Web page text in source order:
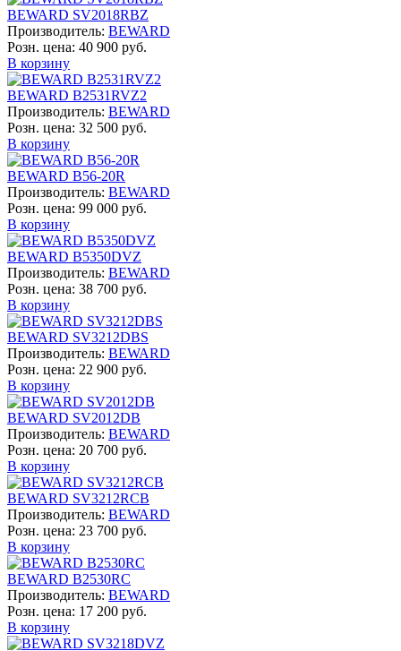
BEWARD SV2018RBZ
Производитель: BEWARD
Розн. цена: 40 900 руб.
В корзину
BEWARD B2531RVZ2
Производитель: BEWARD
Розн. цена: 32 500 руб.
В корзину
BEWARD B56-20R
Производитель: BEWARD
Розн. цена: 99 000 руб.
В корзину
BEWARD B5350DVZ
Производитель: BEWARD
Розн. цена: 38 700 руб.
В корзину
BEWARD SV3212DBS
Производитель: BEWARD
Розн. цена: 22 900 руб.
В корзину
BEWARD SV2012DB
Производитель: BEWARD
Розн. цена: 20 700 руб.
В корзину
BEWARD SV3212RCB
Производитель: BEWARD
Розн. цена: 23 700 руб.
В корзину
BEWARD B2530RC
Производитель: BEWARD
Розн. цена: 17 200 руб.
В корзину